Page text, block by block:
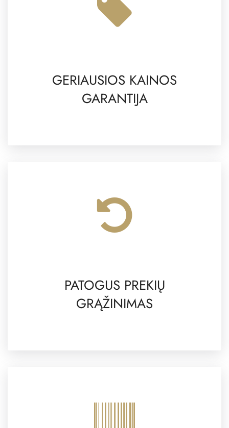
GERIAUSIOS KAINOS
GARANTIJA
PATOGUS PREKIŲ
GRĄŽINIMAS